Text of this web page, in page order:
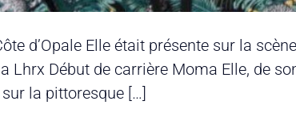
d’Opale Elle était présente sur la
Lhrx Début de carrière Moma Elle, de
la pittoresque […]